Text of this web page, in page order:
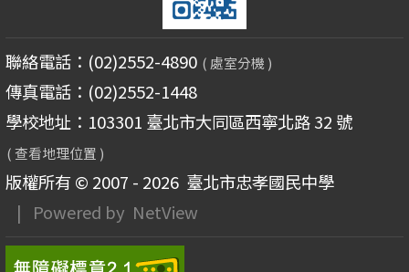
聯絡電話：(02)2552-4890 ( 處室分機 )
傳真電話：(02)2552-1448
學校地址：103301 臺北市大同區西寧北路 32 號
( 查看地理位置 )
版權所有 © 2007 - 2026臺北市忠孝國民中學
| Powered by NetView